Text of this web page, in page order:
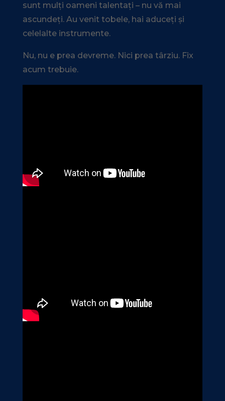
sunt mulți oameni talentați – nu vă mai
ascundeți. Au venit tobele, hai aduceți și
celelalte instrumente.
Nu, nu e prea devreme. Nici prea târziu. Fix
acum trebuie.